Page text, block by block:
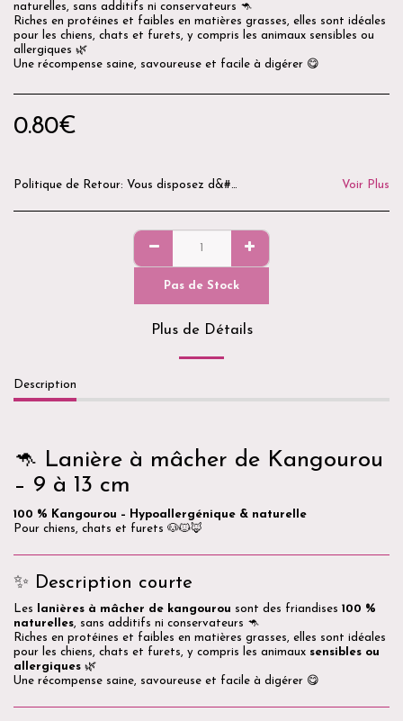
naturelles, sans additifs ni conservateurs 🦘
Riches en protéines et faibles en matières grasses, elles sont idéales
pour les chiens, chats et furets, y compris les animaux sensibles ou
allergiques 🌿
Une récompense saine, savoureuse et facile à digérer 😋
0.80€
Politique de Retour: Vous disposez d&#039;un délai de 14 jours après réception de votre commande pour demander un retour. Les produits doivent être neufs, non utilisés, non ouverts et dans leur emballage d&#039;origine. Pour des raisons d&#039;hygiène et de sécurité, les produits ouverts, utilisés ou personnalisés ne peuvent être ni repris ni remboursés. Avant tout retour, merci de nous contacter par e-mail ou via notre formulaire de contact afin d&#039;obtenir les modalités de retour. Les frais de retour restent à la charge du client, sauf en cas d&#039;erreur de préparation ou de produit défectueux. La Boutique du Goussatié vous remercie de votre confiance. 🌿🐾 Voir Plus
Pas de Stock
Plus de Détails
Description
🦘 Lanière à mâcher de Kangourou
– 9 à 13 cm
100 % Kangourou – Hypoallergénique & naturelle
Pour chiens, chats et furets 🐶🐱🦊
✨ Description courte
Les lanières à mâcher de kangourou sont des friandises 100 %
naturelles, sans additifs ni conservateurs 🦘
Riches en protéines et faibles en matières grasses, elles sont idéales
pour les chiens, chats et furets, y compris les animaux sensibles ou
allergiques 🌿
Une récompense saine, savoureuse et facile à digérer 😋